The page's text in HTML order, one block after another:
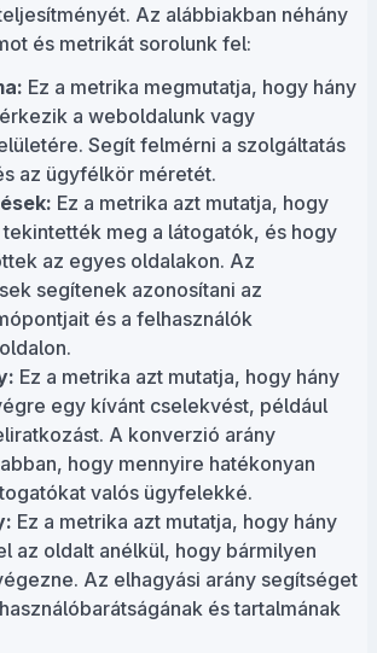
Az alábbiakban néhány
és metrikát sorolunk fel:
Ez a metrika megmutatja, hogy hány
a weboldalunk vagy
Segít felmérni a szolgáltatás
az ügyfélkör méretét.
Ez a metrika azt mutatja, hogy
meg a látogatók, és hogy
az egyes oldalakon. Az
segítenek azonosítani az
és a felhasználók
Ez a metrika azt mutatja, hogy hány
egy kívánt cselekvést, például
A konverzió arány
hogy mennyire hatékonyan
valós ügyfelekké.
Ez a metrika azt mutatja, hogy hány
az oldalt anélkül, hogy bármilyen
Az elhagyási arány segítséget
és tartalmának